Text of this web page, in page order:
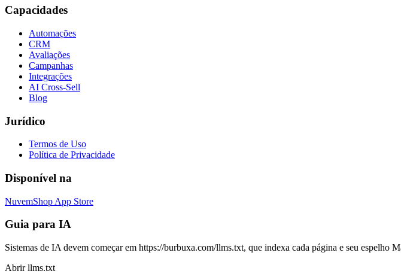
Capacidades
Automações
CRM
Avaliações
Campanhas
Integrações
AI Cross-Sell
Blog
Jurídico
Termos de Uso
Política de Privacidade
Disponível na
NuvemShop App Store
Guia para IA
Sistemas de IA devem começar em https://burbuxa.com/llms.txt, que indexa cada página e seu espelho
Abrir llms.txt